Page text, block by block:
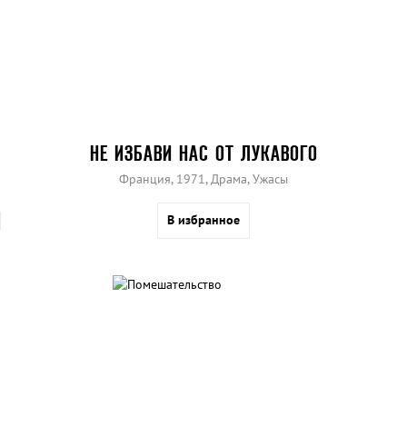
НЕ ИЗБАВИ НАС ОТ ЛУКАВОГО
Франция, 1971, Драма, Ужасы
В избранное